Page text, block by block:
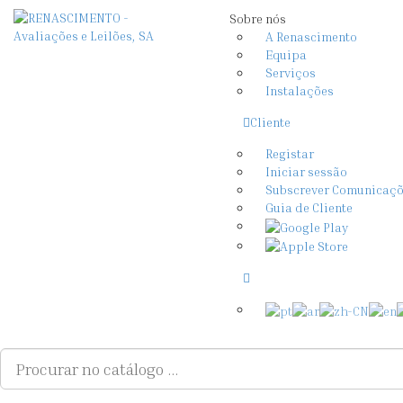
Sobre nós
A Renascimento
Equipa
Serviços
Instalações
Cliente
Registar
Iniciar sessão
Subscrever
Guia de Cliente